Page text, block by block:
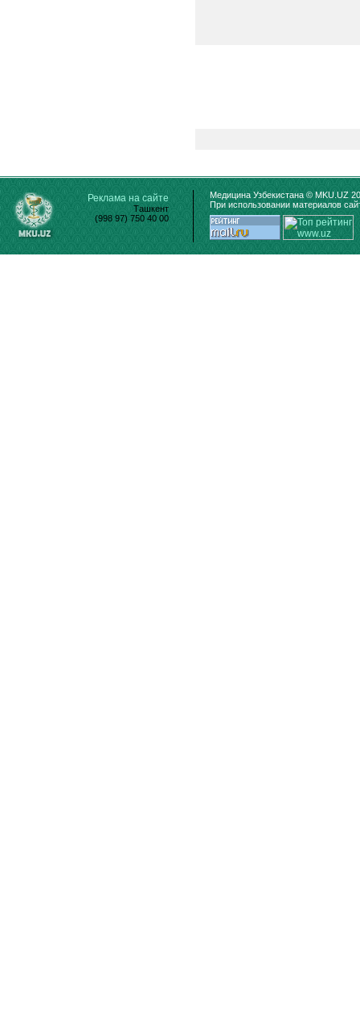
Реклама на сайте
Ташкент
(998 97) 750 40 00
Медицина Узбекистана © MKU.UZ
При использовании материалов